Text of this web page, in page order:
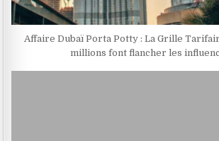
Affaire Dubaï Porta Potty : La Grille
millions font flancher les